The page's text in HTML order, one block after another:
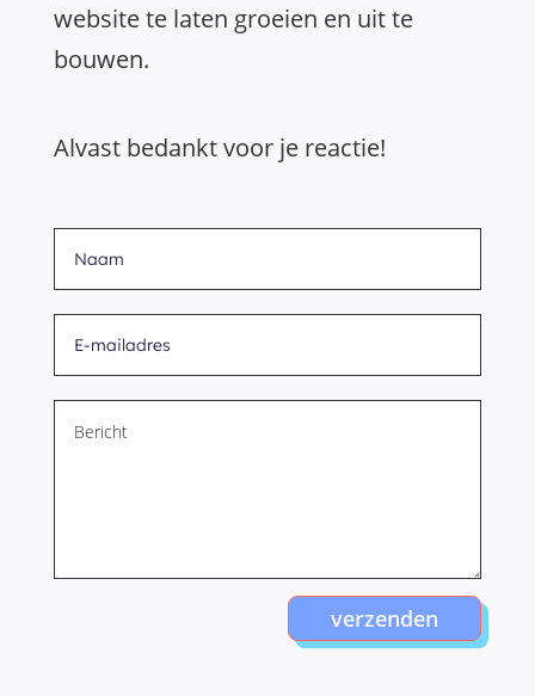
website te laten groeien en uit te
bouwen.
Alvast bedankt voor je reactie!
verzenden